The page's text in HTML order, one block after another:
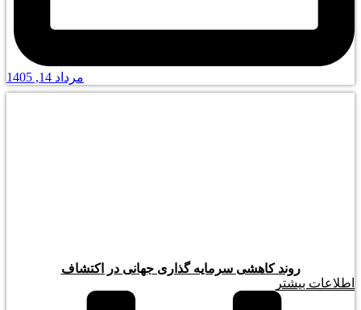
مرداد 14, 1405
روند کاهشی سرمایه گذاری جهانی در اکتشاف
اطلاعات بیشتر